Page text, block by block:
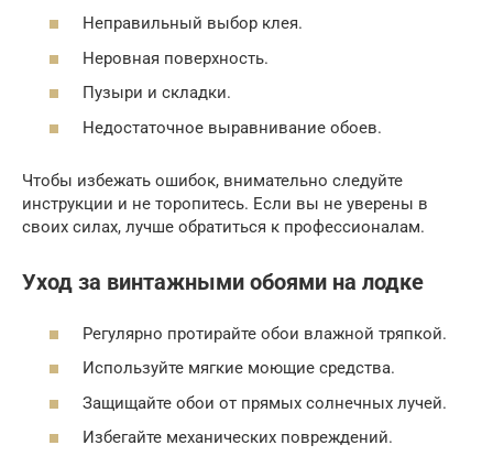
Неправильный выбор клея.
Неровная поверхность.
Пузыри и складки.
Недостаточное выравнивание обоев.
Чтобы избежать ошибок, внимательно следуйте
инструкции и не торопитесь. Если вы не уверены в
своих силах, лучше обратиться к профессионалам.
Уход за винтажными обоями на лодке
Регулярно протирайте обои влажной тряпкой.
Используйте мягкие моющие средства.
Защищайте обои от прямых солнечных лучей.
Избегайте механических повреждений.